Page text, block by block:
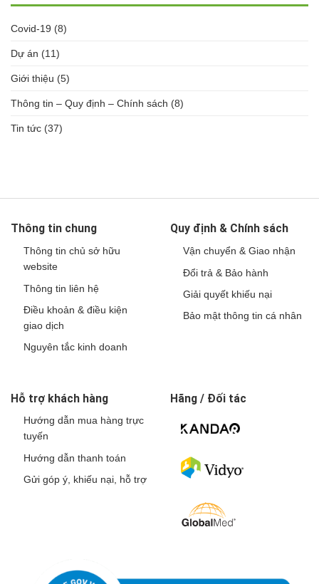
Covid-19 (8)
Dự án (11)
Giới thiệu (5)
Thông tin – Quy định – Chính sách (8)
Tin tức (37)
Thông tin chung
Thông tin chủ sở hữu
website
Thông tin liên hệ
Điều khoản & điều kiện
giao dịch
Nguyên tắc kinh doanh
Quy định & Chính sách
Vận chuyển & Giao nhận
Đổi trả & Bảo hành
Giải quyết khiếu nại
Bảo mật thông tin cá nhân
Hỗ trợ khách hàng
Hướng dẫn mua hàng trực
tuyến
Hướng dẫn thanh toán
Gửi góp ý, khiếu nại, hỗ trợ
Hãng / Đối tác